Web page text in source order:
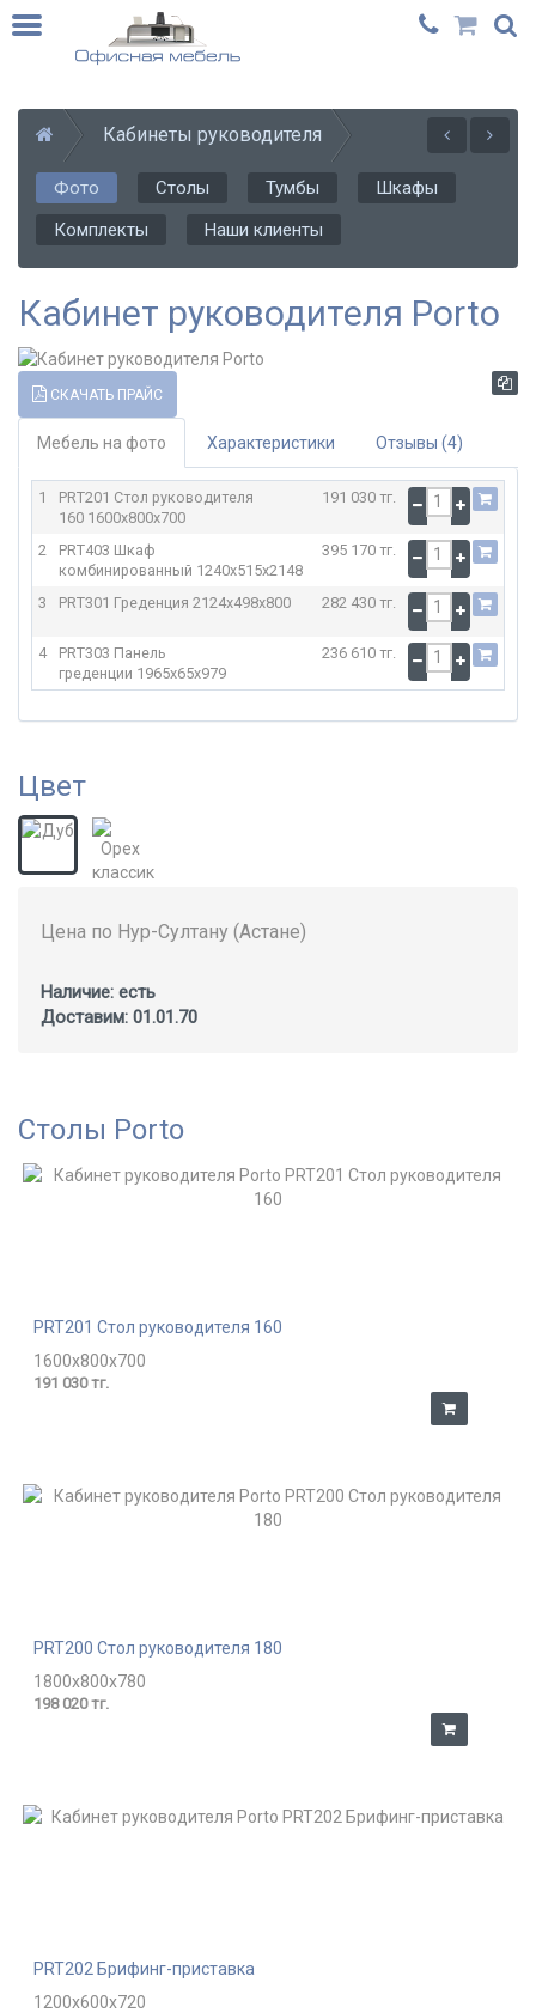
Кабинеты руководителя
Фото Столы Тумбы
Шкафы
Комплекты
Наши клиенты
Кабинет руководителя Porto
СКАЧАТЬ ПРАЙС
Мебель на фото Характеристики Отзывы (4)
1
PRT201 Стол руководителя
160 1600x800x700
191 030 тг.
2
PRT403 Шкаф
комбинированный 1240x515x2148
395 170 тг.
3 PRT301 Греденция 2124x498x800 282 430 тг.
4
PRT303 Панель
греденции 1965x65x979
236 610 тг.
Цвет
Цена по Нур-Султану (Астане)
Наличие: есть
Доставим: 01.01.70
Столы Porto
PRT201 Стол руководителя 160
1600x800x700
191 030 тг.
PRT200 Стол руководителя 180
1800x800x780
198 020 тг.
PRT202 Брифинг-приставка
1200x600x720